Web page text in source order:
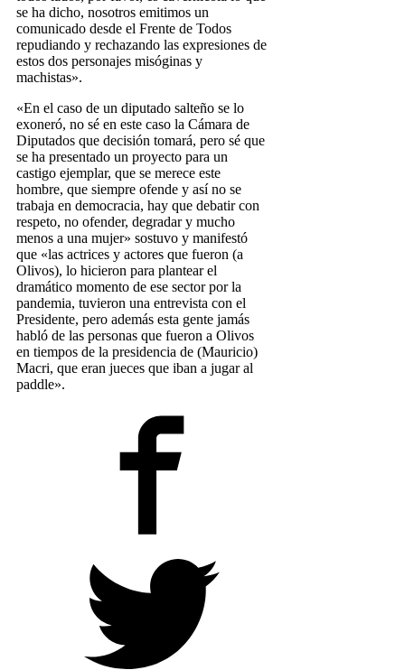
se ha dicho, nosotros emitimos un
comunicado desde el Frente de Todos
repudiando y rechazando las expresiones de
estos dos personajes misóginas y
machistas».
«En el caso de un diputado salteño se lo
exoneró, no sé en este caso la Cámara de
Diputados que decisión tomará, pero sé que
se ha presentado un proyecto para un
castigo ejemplar, que se merece este
hombre, que siempre ofende y así no se
trabaja en democracia, hay que debatir con
respeto, no ofender, degradar y mucho
menos a una mujer» sostuvo y manifestó
que «las actrices y actores que fueron (a
Olivos), lo hicieron para plantear el
dramático momento de ese sector por la
pandemia, tuvieron una entrevista con el
Presidente, pero además esta gente jamás
habló de las personas que fueron a Olivos
en tiempos de la presidencia de (Mauricio)
Macri, que eran jueces que iban a jugar al
paddle».